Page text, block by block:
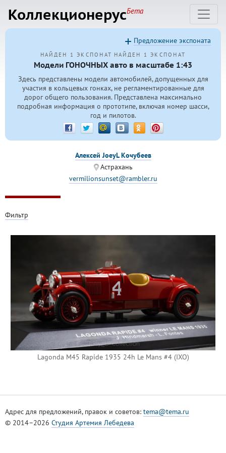
КоллекционерусБета
НАЙДЕН 1 ЭКСПОНАТ НАЙДЕН 1 ЭКСПОНАТ
Модели ГОНОЧНЫХ авто в масштабе 1:43
Здесь представлены модели автомобилей, допущенных для
участия в кольцевых гонках, не регламентированные для
дорог общего пользования. Представлена максимально
подробная информация о прототипе, включая номер шасси,
год и пилотов.
Предложение экспоната
Алексей JoeyL Кочубеев
Астрахань
vermilionsunset@rambler.ru
Lagonda M45 Rapide 1935 24h Le Mans #4 (IXO)
Фильтр
Адрес для предложений, правок и советов: tema@tema.ru
© 2014–2026 Студия Артемия Лебедева